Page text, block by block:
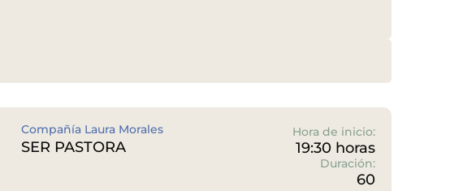
Compañía Laura Morales
SER PASTORA
Hora de inicio:
19:30 horas
Duración:
60